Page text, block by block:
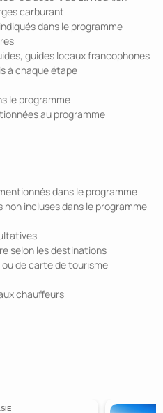
carburant
dans le programme
guides locaux francophones
à chaque étape
le programme
au programme
dans le programme
non incluses dans le programme
selon les destinations
ou de carte de tourisme
chauffeurs